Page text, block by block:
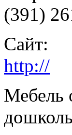
(391)
Сайт:
http://
Мебель